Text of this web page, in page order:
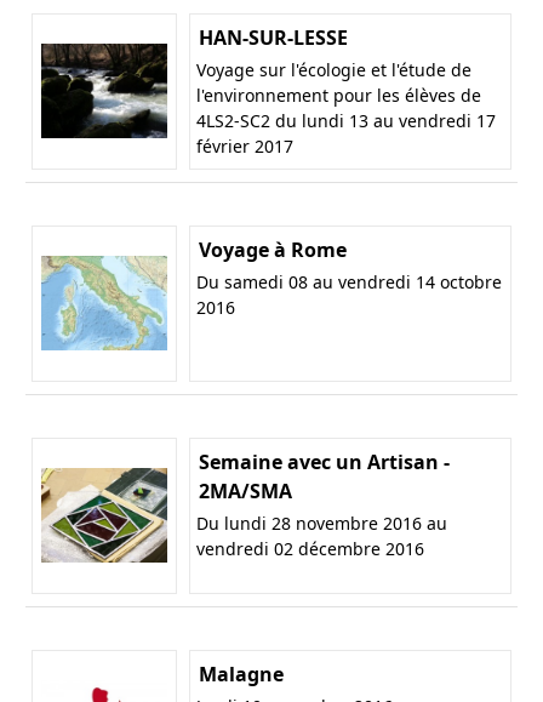
HAN-SUR-LESSE
Voyage sur l'écologie et l'étude de
l'environnement pour les élèves de
4LS2-SC2 du lundi 13 au vendredi 17
février 2017
Voyage à Rome
Du samedi 08 au vendredi 14 octobre
2016
Semaine avec un Artisan -
2MA/SMA
Du lundi 28 novembre 2016 au
vendredi 02 décembre 2016
Malagne